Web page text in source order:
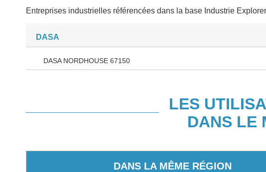
Entreprises industrielles référencées dans la base Industrie Explorer
DASA
DASA NORDHOUSE 67150
LES
DANS LE
DANS LA MÊME RÉGION